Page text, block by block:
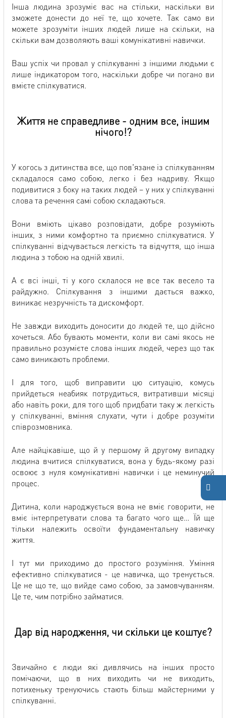
Інша людина зрозуміє вас на стільки, наскільки ви
зможете донести до неї те, що хочете. Так само ви
можете зрозуміти інших людей лише на скільки, на
скільки вам дозволяють ваші комунікативні навички.
Ваш успіх чи провал у спілкуванні з іншими людьми є
лише індикатором того, наскільки добре чи погано ви
вмієте спілкуватися.
Життя не справедливе - одним все, іншим
нічого!?
У когось з дитинства все, що пов'язане із спілкуванням
складалося само собою, легко і без надриву. Якщо
подивитися з боку на таких людей – у них у спілкуванні
слова та речення самі собою складаються.
Вони вміють цікаво розповідати, добре розуміють
інших, з ними комфортно та приємно спілкуватися. У
спілкуванні відчувається легкість та відчуття, що інша
людина з тобою на одній хвилі.
А є всі інші, ті у кого склалося не все так весело та
райдужно. Спілкування з іншими дається важко,
виникає незручність та дискомфорт.
Не завжди виходить доносити до людей те, що дійсно
хочеться. Або бувають моменти, коли ви самі якось не
правильно розумієте слова інших людей, через що так
само виникають проблеми.
І для того, щоб виправити цю ситуацію, комусь
прийдеться неабияк потрудиться, витративши місяці
або навіть роки, для того щоб придбати таку ж легкість
у спілкуванні, вміння слухати, чути і добре розуміти
співрозмовника.
Але найцікавіше, що й у першому й другому випадку
людина вчитися спілкуватися, вона у будь-якому разі
освоює з нуля комунікативні навички і це неминучий
процес.
Дитина, коли народжується вона не вміє говорити, не
вміє інтерпретувати слова та багато чого ще… Їй ще
тільки належить освоїти фундаментальну навичку
життя.
І тут ми приходимо до простого розуміння. Уміння
ефективно спілкуватися - це навичка, що тренується.
Це не що те, що вийде само собою, за замовчуванням.
Це те, чим потрібно займатися.
Дар від народження, чи скільки це коштує?
Звичайно є люди які дивлячись на інших просто
помічаючи, що в них виходить чи не виходить,
потихеньку тренуючись стають більш майстерними у
спілкуванні.